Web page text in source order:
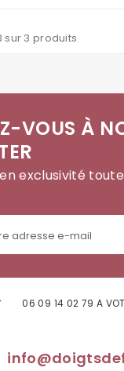
sur 3 produits
VOUS À
exclusivité
06 09 14 02 79 A